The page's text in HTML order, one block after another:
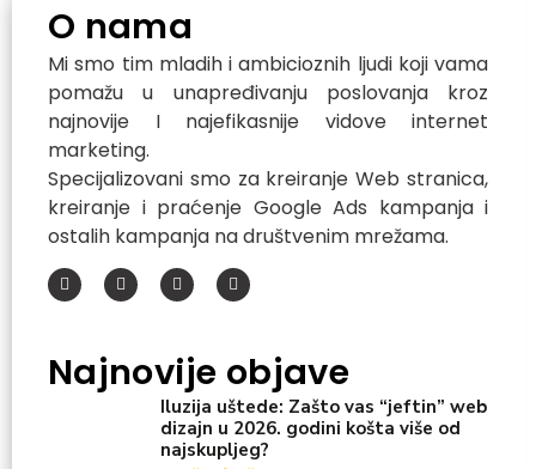
O nama
Mi smo tim mladih i ambicioznih ljudi koji vama
pomažu u unapređivanju poslovanja kroz
najnovije I najefikasnije vidove internet
marketing.
Specijalizovani smo za kreiranje Web stranica,
kreiranje i praćenje Google Ads kampanja i
ostalih kampanja na društvenim mrežama.
Najnovije objave
Iluzija uštede: Zašto vas “jeftin” web
dizajn u 2026. godini košta više od
najskupljeg?